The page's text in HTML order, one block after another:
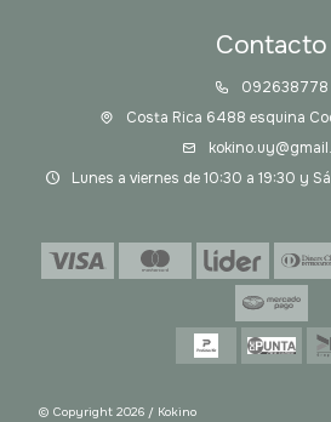
Contacto
092638778
Costa Rica 6488 esquina
Lunes a viernes de 10:30 a 19:30 y
© Copyright 2026 / Kokino